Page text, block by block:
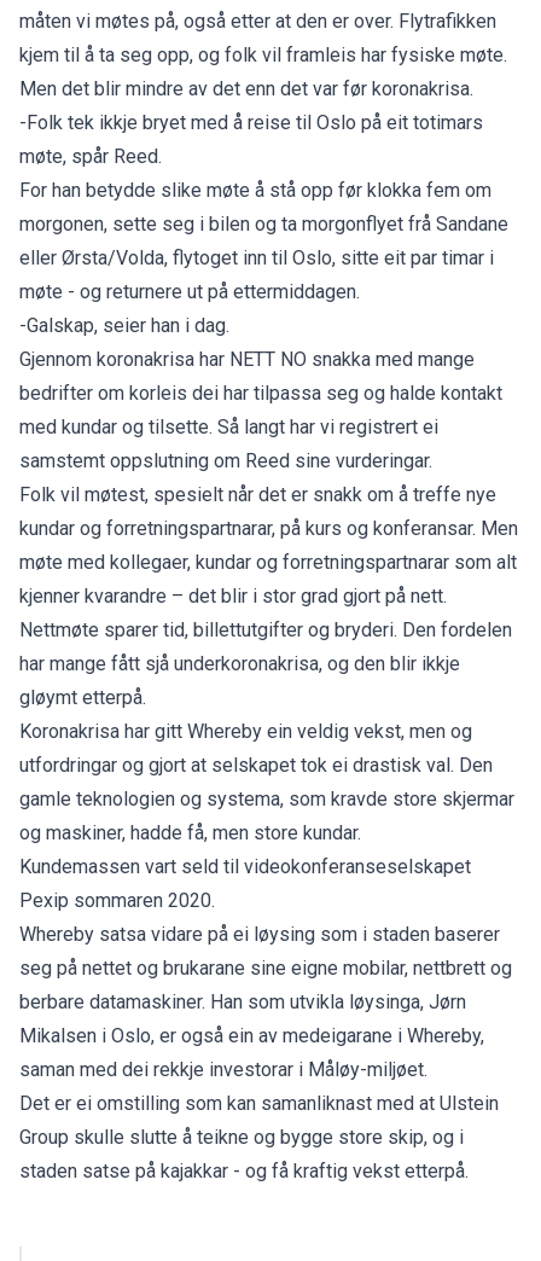
måten vi møtes på, også etter at den er over. Flytrafikken
kjem til å ta seg opp, og folk vil framleis har fysiske møte.
Men det blir mindre av det enn det var før koronakrisa.
-Folk tek ikkje bryet med å reise til Oslo på eit totimars
møte, spår Reed.
For han betydde slike møte å stå opp før klokka fem om
morgonen, sette seg i bilen og ta morgonflyet frå Sandane
eller Ørsta/Volda, flytoget inn til Oslo, sitte eit par timar i
møte - og returnere ut på ettermiddagen.
-Galskap, seier han i dag.
Gjennom koronakrisa har NETT NO snakka med mange
bedrifter om korleis dei har tilpassa seg og halde kontakt
med kundar og tilsette. Så langt har vi registrert ei
samstemt oppslutning om Reed sine vurderingar.
Folk vil møtest, spesielt når det er snakk om å treffe nye
kundar og forretningspartnarar, på kurs og konferansar. Men
møte med kollegaer, kundar og forretningspartnarar som alt
kjenner kvarandre – det blir i stor grad gjort på nett.
Nettmøte sparer tid, billettutgifter og bryderi. Den fordelen
har mange fått sjå underkoronakrisa, og den blir ikkje
gløymt etterpå.
Koronakrisa har gitt Whereby ein veldig vekst, men og
utfordringar og gjort at selskapet tok ei drastisk val. Den
gamle teknologien og systema, som kravde store skjermar
og maskiner, hadde få, men store kundar.
Kundemassen vart seld til videokonferanseselskapet
Pexip sommaren 2020.
Whereby satsa vidare på ei løysing som i staden baserer
seg på nettet og brukarane sine eigne mobilar, nettbrett og
berbare datamaskiner. Han som utvikla løysinga, Jørn
Mikalsen i Oslo, er også ein av medeigarane i Whereby,
saman med dei rekkje investorar i Måløy-miljøet.
Det er ei omstilling som kan samanliknast med at Ulstein
Group skulle slutte å teikne og bygge store skip, og i
staden satse på kajakkar - og få kraftig vekst etterpå.